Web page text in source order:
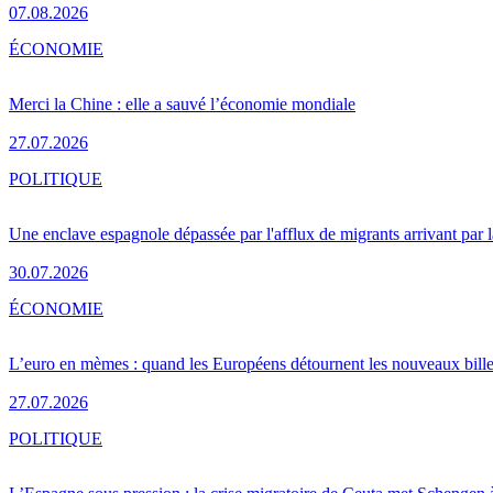
07.08.2026
Merci la Chine : elle a sauvé l’économie mondiale
27.07.2026
ÉCONOMIE
Une enclave espagnole dépassée par l'afflux de migrants arrivant par
30.07.2026
POLITIQUE
L’euro en mèmes : quand les Européens détournent les nouveaux
27.07.2026
ÉCONOMIE
POLITIQUE